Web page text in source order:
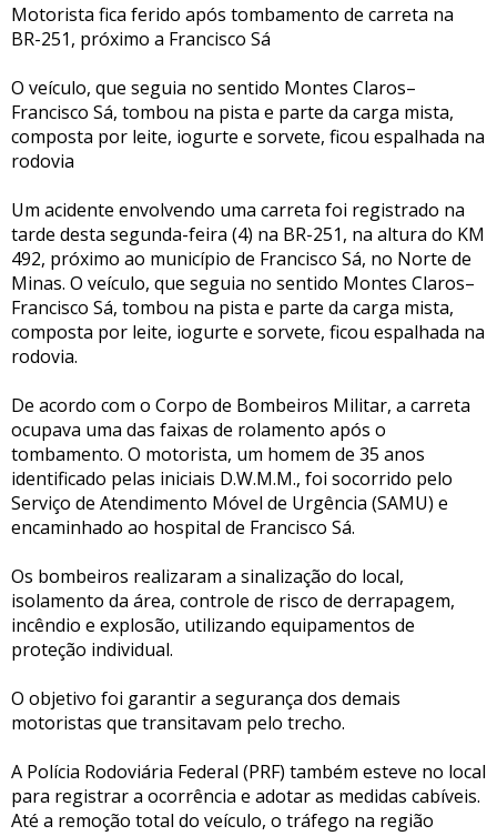
Motorista fica ferido após tombamento de carreta na
BR-251, próximo a Francisco Sá
O veículo, que seguia no sentido Montes Claros–
Francisco Sá, tombou na pista e parte da carga mista,
composta por leite, iogurte e sorvete, ficou espalhada na
rodovia
Um acidente envolvendo uma carreta foi registrado na
tarde desta segunda-feira (4) na BR-251, na altura do KM
492, próximo ao município de Francisco Sá, no Norte de
Minas. O veículo, que seguia no sentido Montes Claros–
Francisco Sá, tombou na pista e parte da carga mista,
composta por leite, iogurte e sorvete, ficou espalhada na
rodovia.
De acordo com o Corpo de Bombeiros Militar, a carreta
ocupava uma das faixas de rolamento após o
tombamento. O motorista, um homem de 35 anos
identificado pelas iniciais D.W.M.M., foi socorrido pelo
Serviço de Atendimento Móvel de Urgência (SAMU) e
encaminhado ao hospital de Francisco Sá.
Os bombeiros realizaram a sinalização do local,
isolamento da área, controle de risco de derrapagem,
incêndio e explosão, utilizando equipamentos de
proteção individual.
O objetivo foi garantir a segurança dos demais
motoristas que transitavam pelo trecho.
A Polícia Rodoviária Federal (PRF) também esteve no local
para registrar a ocorrência e adotar as medidas cabíveis.
Até a remoção total do veículo, o tráfego na região